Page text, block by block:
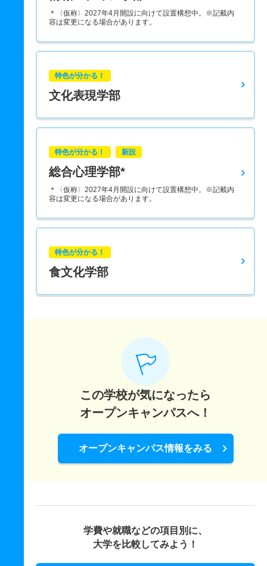
＊〈仮称〉2027年4月開設に向けて設置構想中。※記載内
容は変更になる場合があります。
特色が分かる！
文化表現学部
特色が分かる！ 新設
総合心理学部*
＊〈仮称〉2027年4月開設に向けて設置構想中。※記載内
容は変更になる場合があります。
特色が分かる！
食文化学部
この学校が気になったら
オープンキャンパスへ！
オープンキャンパス情報をみる
学費や就職などの項目別に、
大学を比較してみよう！